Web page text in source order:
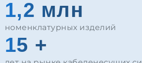
1,2 млн
номенклатурных изделий
15 +